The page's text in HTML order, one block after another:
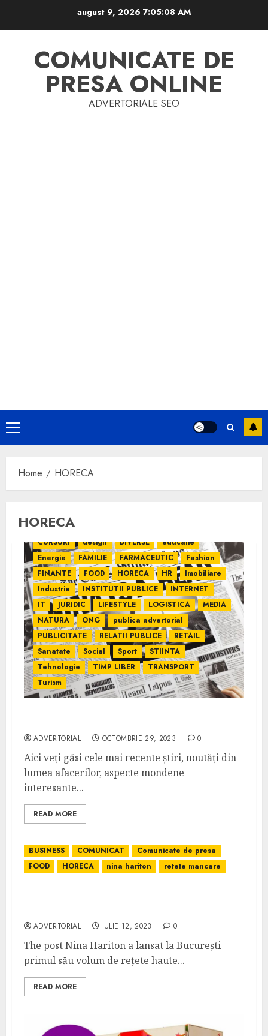
august 9, 2026 7:05:08 AM
COMUNICATE DE
PRESA ONLINE
ADVERTORIALE SEO
Primary
Menu
Home HORECA
HORECA
AUTO
comunicat de presă
CONTABILITATE
CURSURI
design DIVERSE
educatie
Energie
FAMILIE FARMACEUTIC
Fashion
FINANTE
FOOD HORECA HR
Imobiliare
Industrie
INSTITUTII PUBLICE
INTERNET
IT
JURIDIC LIFESTYLE LOGISTICA
MEDIA
NATURA
ONG
publica advertorial
PUBLICITATE
RELATII PUBLICE
RETAIL
Sanatate
Social Sport
STIINTA
Tehnologie
TIMP LIBER
TRANSPORT
Turism
ADVERTORIAL OCTOMBRIE 29, 2023 0
Aici veți găsi cele mai recente știri, noutăți din
lumea afacerilor, aspecte mondene
interesante...
READ MORE
BUSINESS COMUNICAT
Comunicate de presa
FOOD
HORECA nina hariton retete mancare
ADVERTORIAL IULIE 12, 2023 0
The post Nina Hariton a lansat la București
primul său volum de rețete haute...
READ MORE